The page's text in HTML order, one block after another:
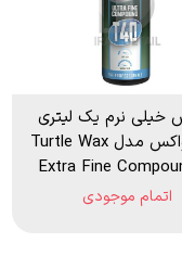
خیلی نرم یک لیتری
ترتل واکس مدل Turtle Wax
Extra Fine
اتمام موجودی